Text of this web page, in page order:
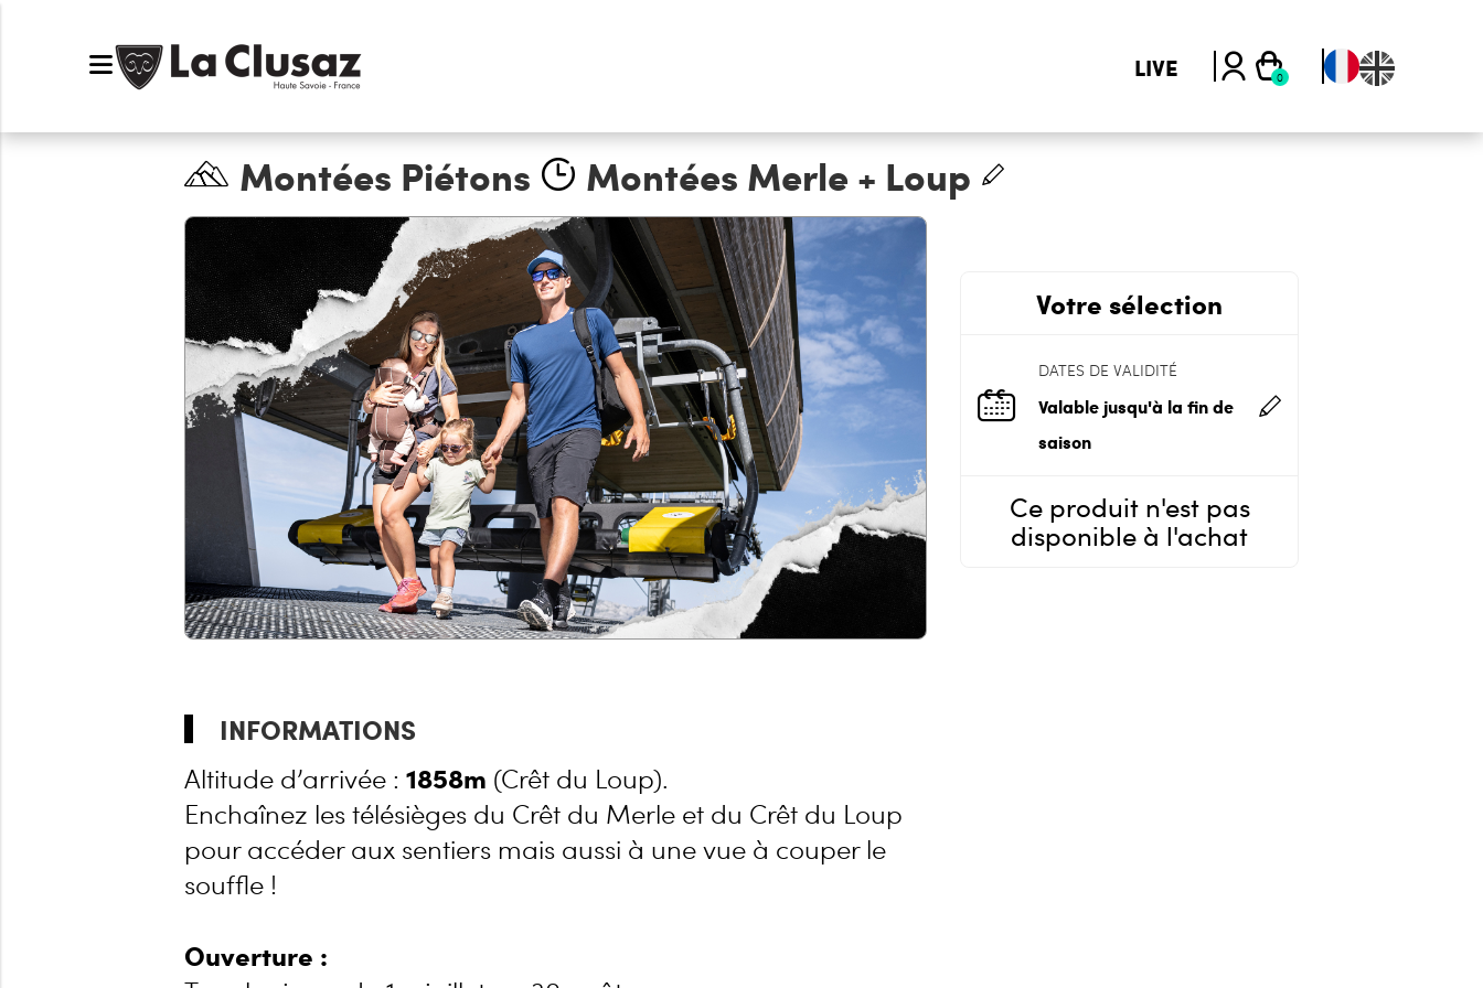
LIVE
Montées Piétons Montées Merle + Loup
Votre sélection
DATES DE VALIDITÉ
Valable jusqu'à la fin de
saison
Ce produit n'est pas
disponible à l'achat
INFORMATIONS
Altitude d’arrivée : 1858m (Crêt du Loup).
Enchaînez les télésièges du Crêt du Merle et du Crêt du Loup
pour accéder aux sentiers mais aussi à une vue à couper le
souffle !
Ouverture :